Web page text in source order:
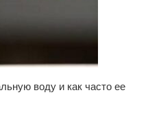
воду и как часто ее